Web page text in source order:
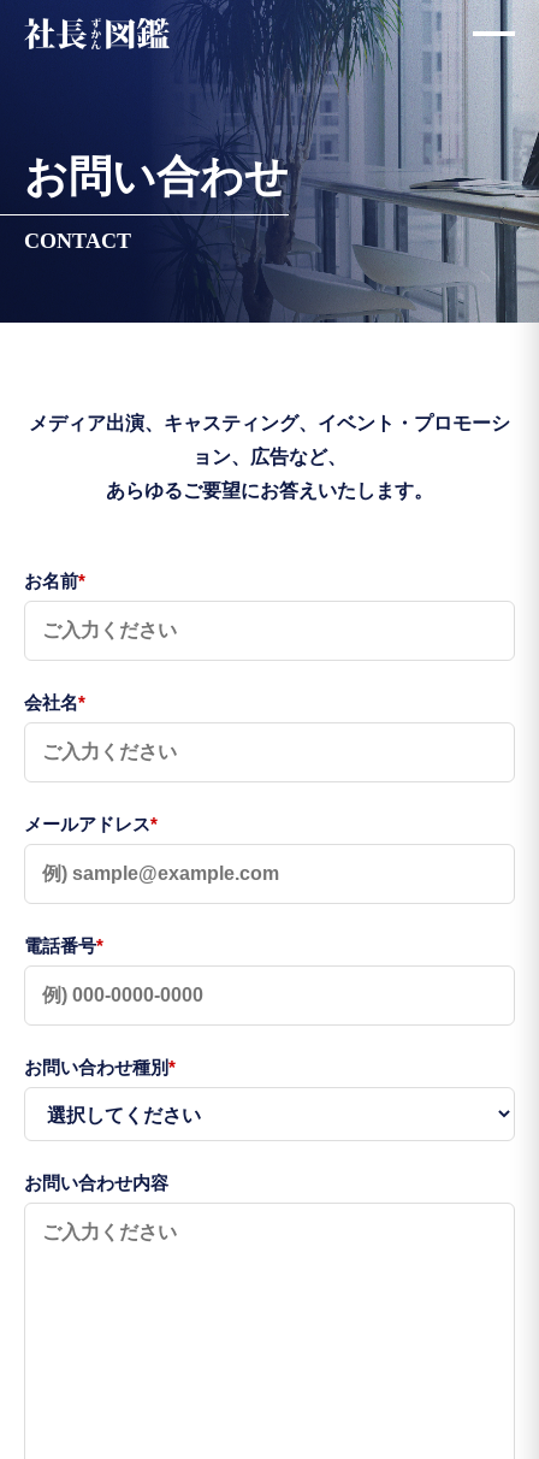
お問い合わせ
CONTACT
メディア出演、キャスティング、イベント・プロモーシ
ョン、広告など、
あらゆるご要望にお答えいたします。
お名前*
会社名*
メールアドレス*
電話番号*
お問い合わせ種別*
お問い合わせ内容